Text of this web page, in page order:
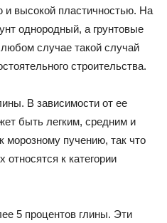
и высокой пластичностью. На
однородный, а грунтовые
случае такой случай
строительства.
В зависимости от ее
быть легким, средним и
пучению, так что
относятся к категории
5 процентов глины. Эти